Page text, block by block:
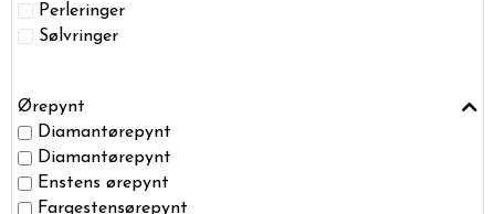
Perleringer
Sølvringer
Ørepynt
Diamantørepynt
Diamantørepynt
Enstens ørepynt
Fargestensørepynt